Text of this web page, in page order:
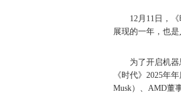
12月11日，
展现的一年，也
为了开启机
《时代》2025年
Musk）、AMD董